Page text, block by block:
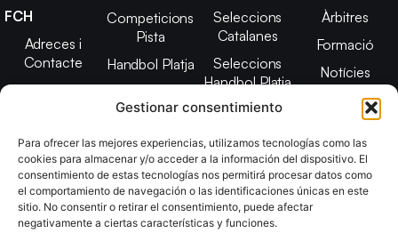
Gestionar consentimiento
Para ofrecer las mejores experiencias, utilizamos tecnologías como las
cookies para almacenar y/o acceder a la información del dispositivo. El
consentimiento de estas tecnologías nos permitirá procesar datos como
el comportamiento de navegación o las identificaciones únicas en este
sitio. No consentir o retirar el consentimiento, puede afectar
negativamente a ciertas características y funciones.
FCH
Adreces i
Contacte
Junta Directiva
2025
Estatuts
Transparència
Imatge
Competicions
Pista
Handbol Platja
Seleccions
Catalanes
Seleccions
Handbol Platja
Tecnificació
CATH
Promoció
Àrbitres
Formació
Notícies
Adreces de
contacte